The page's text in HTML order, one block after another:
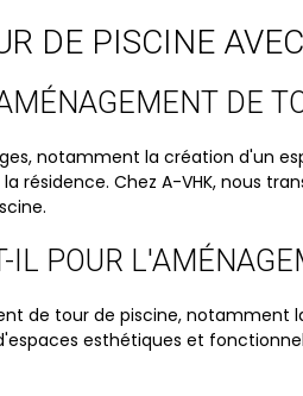
DE PISCINE
DE
notamment la création d'un
résidence. Chez A-VHK, nous
IL POUR
de tour de piscine, notamment
esthétiques et